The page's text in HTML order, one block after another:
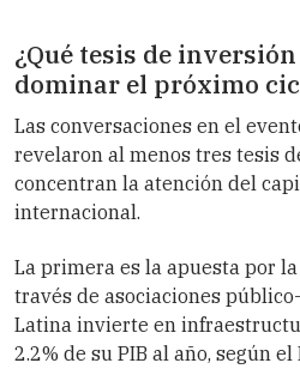
¿Qué tesis de
dominar el próximo
Las conversaciones en el
revelaron al menos tres tesis
concentran la atención del
internacional.
La primera es la apuesta por
través de asociaciones
Latina invierte en
2.2% de su PIB al año, según